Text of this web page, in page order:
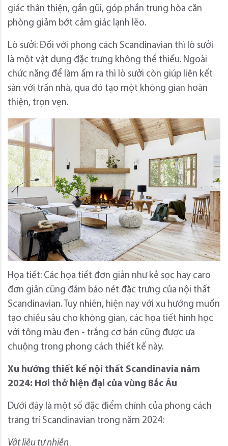
giác thân thiện, gần gũi, góp phần trung hòa căn
phòng giảm bớt cảm giác lạnh lẽo.
Lò sưởi: Đối với phong cách Scandinavian thì lò sưởi
là một vật dụng đặc trưng không thể thiếu. Ngoài
chức năng để làm ấm ra thì lò sưởi còn giúp liên kết
sàn với trần nhà, qua đó tạo một không gian hoàn
thiện, trọn vẹn.
Họa tiết: Các họa tiết đơn giản như kẻ sọc hay caro
đơn giản cũng đảm bảo nét đặc trưng của nội thất
Scandinavian. Tuy nhiên, hiện nay với xu hướng muốn
tạo chiều sâu cho không gian, các họa tiết hình học
với tông màu đen - trắng cơ bản cũng được ưa
chuộng trong phong cách thiết kế này.
Xu hướng thiết kế nội thất Scandinavia năm
2024: Hơi thở hiện đại của vùng Bắc Âu
Dưới đây là một số đặc điểm chính của phong cách
trang trí Scandinavian trong năm 2024:
Vật liệu tự nhiên